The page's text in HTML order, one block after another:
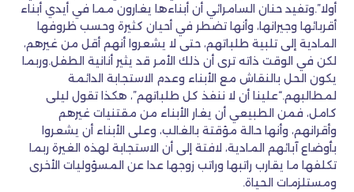
أولا”.وتفيد حنان السامرائي أن أبناءها يغارون مما في أيدي أبناء
أقربائها وجيرانها، وأنها تضطر في أحيان كثيرة وحسب ظروفها
المادية إلى تلبية طلباتهم، حتى لا يشعروا أنهم أقل من غيرهم،
لكن في الوقت ذاته ترى أن ذلك الأمر قد يثير أنانية الطفل.وربما
يكون الحل بالنقاش مع الأبناء وعدم الاستجابة الدائمة
لمطالبهم.“علينا أن لا ننفذ كل طلباتهم”، هكذا تقول ليلى
كامل، فمن الطبيعي أن يغار الأبناء من مقتنيات غيرهم
وأقرانهم، وأنها حالة مؤقتة بالغالب، وعلى الأبناء أن يشعروا
بأوضاع آبائهم المادية، لافتة إلى أن الاستجابة لهذه الغيرة ربما
تكلفها ما يقارب راتبها وراتب زوجها عدا عن المسؤوليات الأخرى
ومستلزمات الحياة.